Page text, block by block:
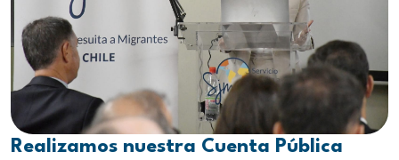
Realizamos nuestra Cuenta Pública